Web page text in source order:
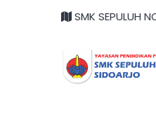
SMK SEPULUH